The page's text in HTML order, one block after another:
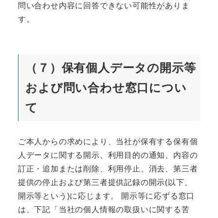
問い合わせ内容に回答できない可能性がありま
す。
（７）保有個人データの開示等
および問い合わせ窓口につい
て
ご本人からの求めにより、当社が保有する保有個
人データに関する開示、利用目的の通知、内容の
訂正・追加または削除、利用停止、消去、第三者
提供の停止および第三者提供記録の開示(以下、
開示等という)に応じます。 開示等に応ずる窓口
は、下記「当社の個人情報の取扱いに関する苦